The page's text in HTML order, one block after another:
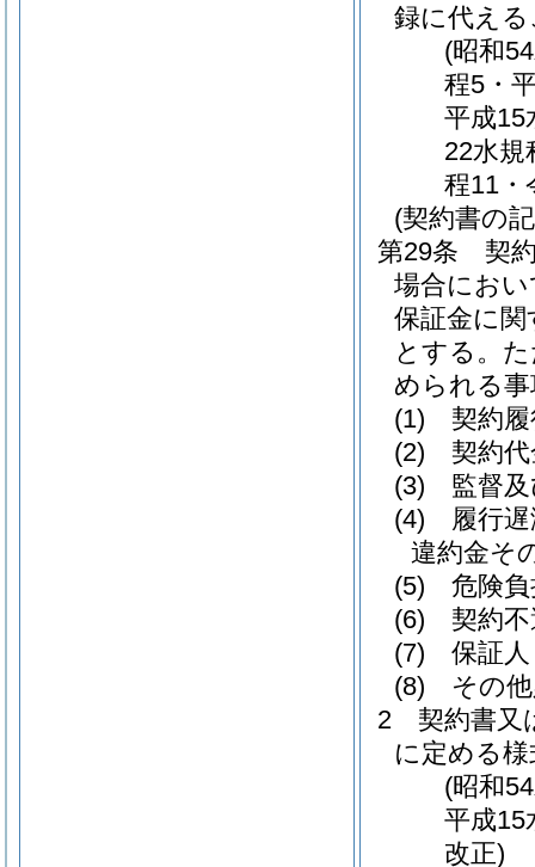
録に代え
(昭和
程5・
平成15
22水規
程11・
(契約書の
第29条
契
場合にお
保証金に
とする。
められる
(1)
契約
(2)
契約
(3)
監督
(4)
履行
違約金そ
(5)
危険
(6)
契約
(7)
保証人
(8)
その
2
契約書又
に定める
(昭和
平成15
改正)